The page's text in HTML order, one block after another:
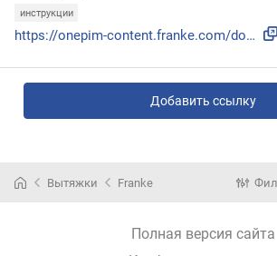
инструкции
https://onepim-content.franke.com/download/GetAttachmentPdf...
Добавить ссылку
Вытяжки Franke
Полная версия сайта